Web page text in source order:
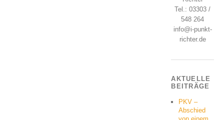
Tel.: 03303 /
548 264
info@i-punkt-
richter.de
AKTUELLE
BEITRÄGE
PKV –
Abschied